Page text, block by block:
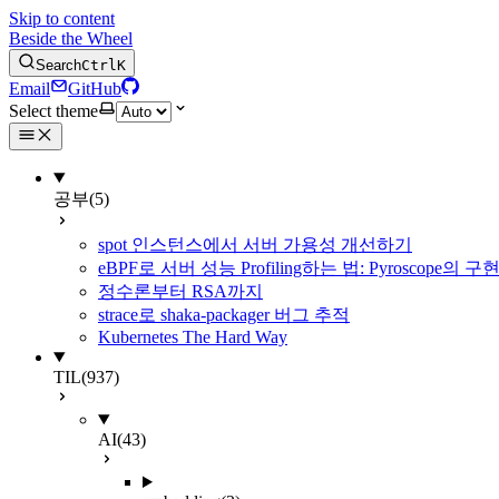
Skip to content
Beside the Wheel
SearchCtrlK
Email
GitHub
Select theme
공부(5)
spot 인스턴스에서 서버 가용성 개선하기
eBPF로 서버 성능 Profiling하는 법: Pyroscope의 구
정수론부터 RSA까지
strace로 shaka-packager 버그 추적
Kubernetes The Hard Way
TIL(937)
AI(43)